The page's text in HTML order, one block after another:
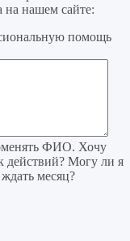
на нашем сайте:
помощь
ФИО. Хочу
действий? Могу ли я
месяц?